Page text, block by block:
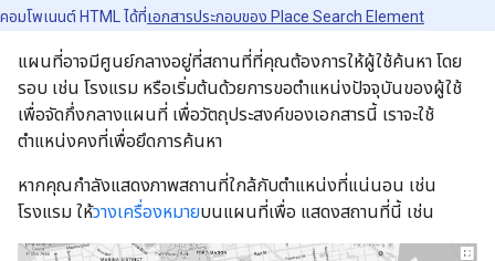
คอมโพเนนต์ HTML ได้ที่เอกสารประกอบของ Place Search Element
แผนที่อาจมีศูนย์กลางอยู่ที่สถานที่ที่คุณต้องการให้ผู้ใช้ค้นหา โดย
รอบ เช่น โรงแรม หรือเริ่มต้นด้วยการขอตำแหน่งปัจจุบันของผู้ใช้
เพื่อจัดกึ่งกลางแผนที่ เพื่อวัตถุประสงค์ของเอกสารนี้ เราจะใช้
ตำแหน่งคงที่เพื่อยึดการค้นหา
หากคุณกำลังแสดงภาพสถานที่ใกล้กับตำแหน่งที่แน่นอน เช่น
โรงแรม ให้วางเครื่องหมายบนแผนที่เพื่อ แสดงสถานที่นี้ เช่น